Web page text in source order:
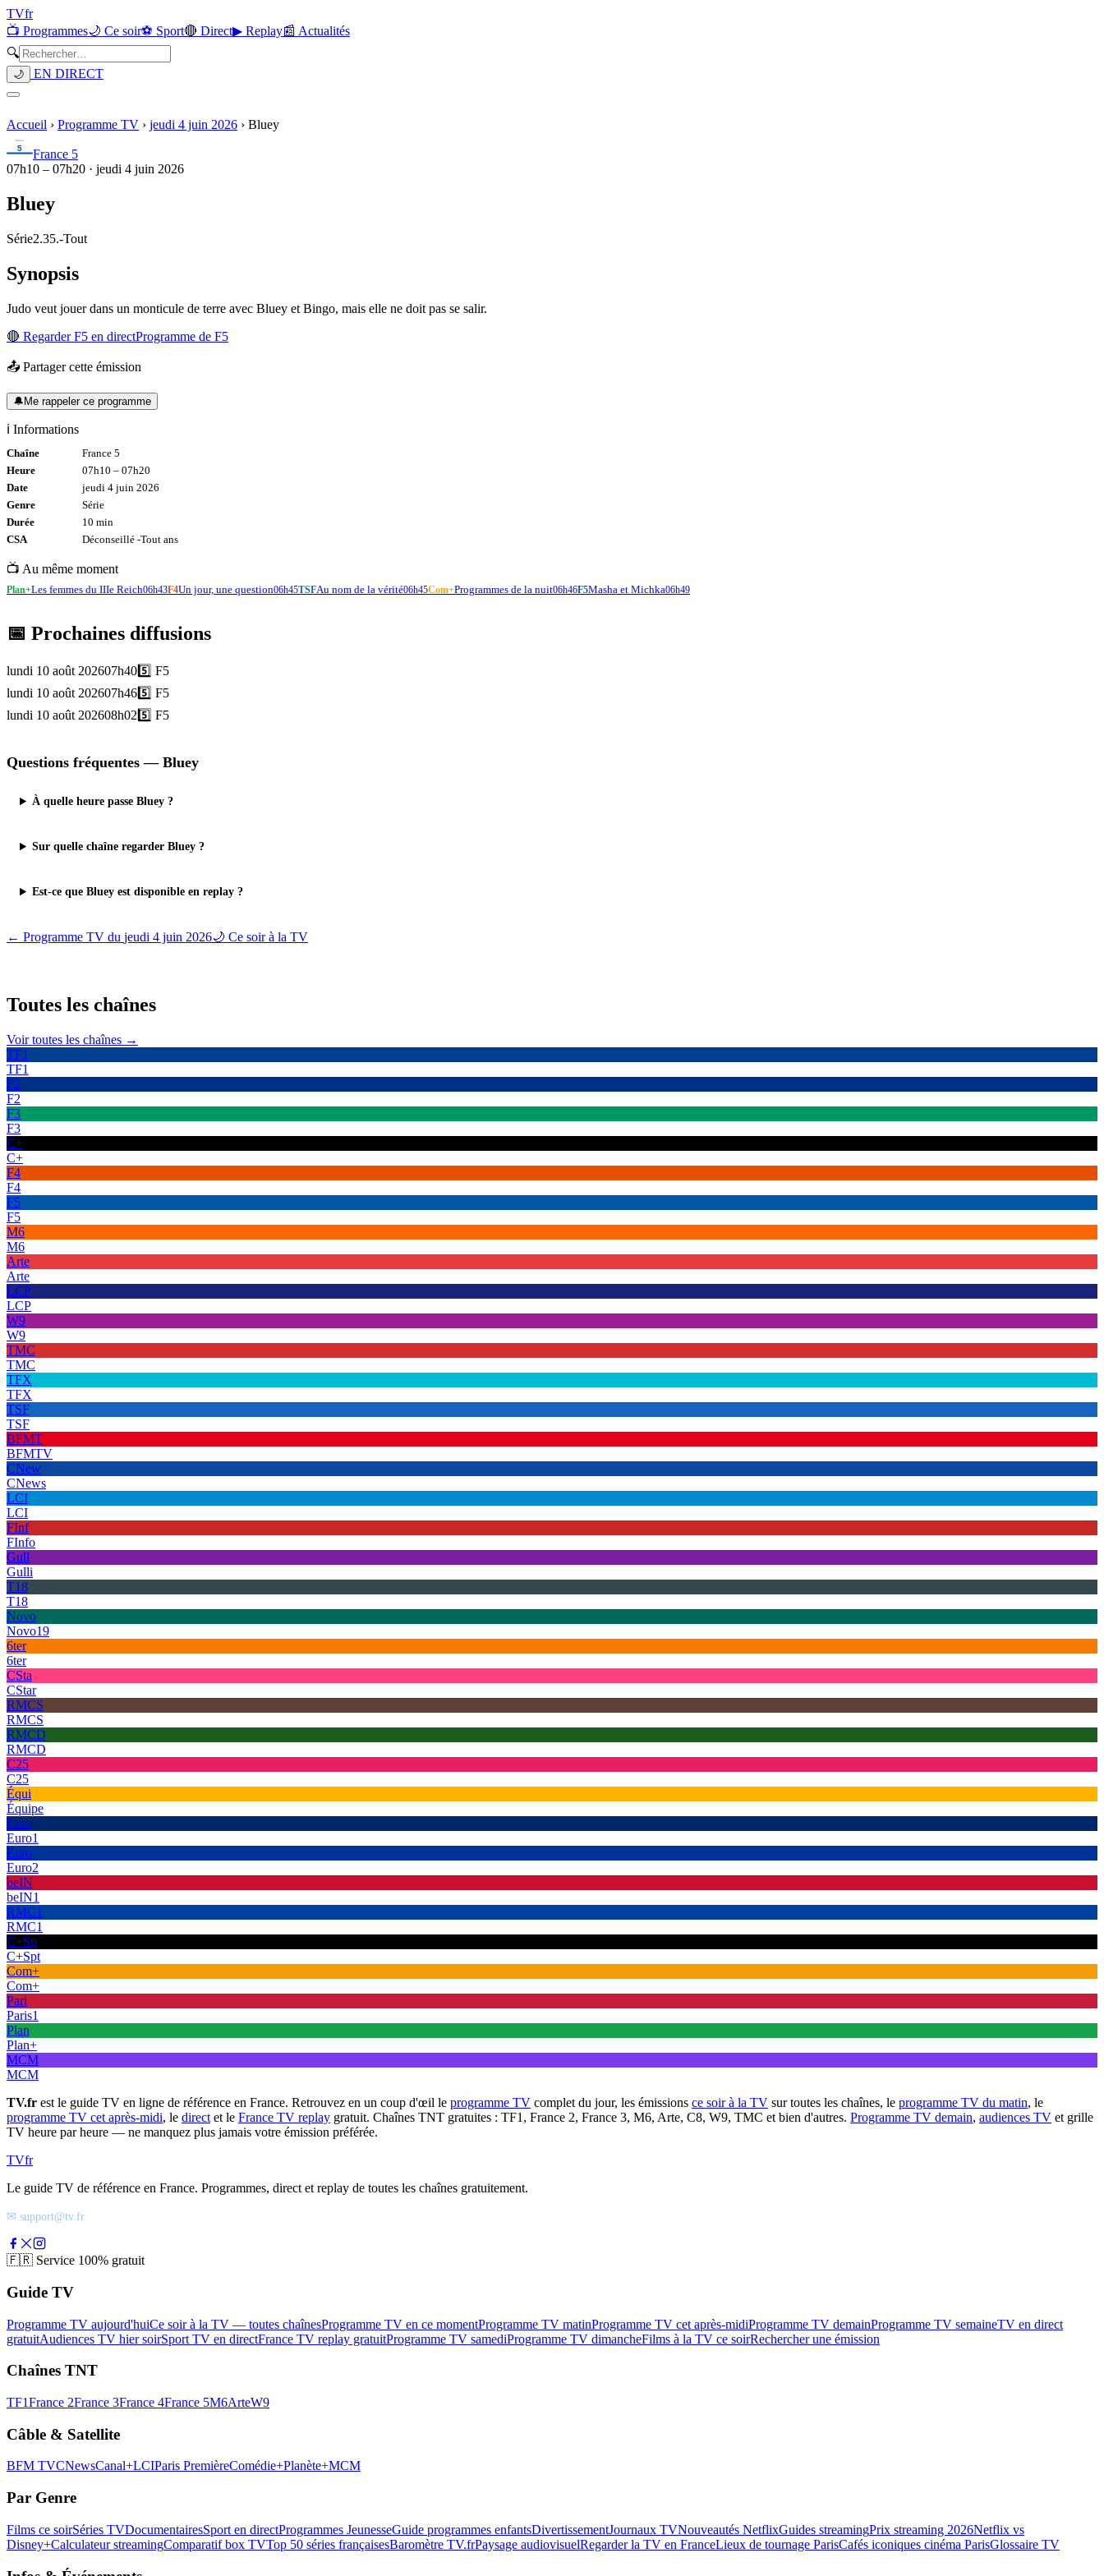
TVfr
📺 Programmes🌙 Ce soir⚽ Sport🔴 Direct▶ Replay📰 Actualités
🔍
🌙 EN DIRECT
Accueil › Programme TV › jeudi 4 juin 2026 › Bluey
France 5
07h10 – 07h20 · jeudi 4 juin 2026
Bluey
Série2.35.-Tout
Synopsis
Judo veut jouer dans un monticule de terre avec Bluey et Bingo, mais elle ne doit pas se salir.
🔴 RegarderF5 en directProgramme de F5
📤 Partager cette émission
🔔Me rappeler ce programme
ℹ️ Informations
Chaîne
France 5
Heure
07h10 – 07h20
Date
jeudi 4 juin 2026
Genre
Série
Durée
10 min
CSA
Déconseillé -Tout ans
📺 Au même moment
Plan+Les femmes du IIIe Reich06h43F4Un jour, une question06h45TSFAu nom de la vérité06h45Com+Programmes de la nuit06h46F5Masha et Michka06h49
📅 Prochaines diffusions
lundi 10 août 202607h405️⃣ F5
lundi 10 août 202607h465️⃣ F5
lundi 10 août 202608h02 5️⃣ F5
Questions fréquentes — Bluey
À quelle heure passe Bluey ?
Sur quelle chaîne regarder Bluey ?
Est-ce que Bluey est disponible en replay ?
← Programme TV du jeudi 4 juin 2026🌙 Ce soir à la TV
Toutes les chaînes
Voir toutes les chaînes →
TF1
TF1
F2
F2
F3
F3
C+
C+
F4
F4
F5
F5
M6
M6
Arte
Arte
LCP
LCP
W9
W9
TMC
TMC
TFX
TFX
TSF
TSF
BFMT
BFMTV
CNew
CNews
LCI
LCI
FInf
FInfo
Gull
Gulli
T18
T18
Novo
Novo19
6ter
6ter
CSta
CStar
RMCS
RMCS
RMCD
RMCD
C25
C25
Équi
Équipe
Euro
Euro1
Euro
Euro2
beIN
beIN1
RMC1
RMC1
C+Sp
C+Spt
Com+
Com+
Pari
Paris1
Plan
Plan+
MCM
MCM
TV.fr est le guide TV en ligne de référence en France. Retrouvez en un coup d'œil le programme TV complet du jour, les émissions ce soir à la TV sur toutes les chaînes, le programme TV du matin, le
programme TV cet après-midi, le direct et le France TV replay gratuit. Chaînes TNT gratuites : TF1, France 2, France 3, M6, Arte, C8, W9, TMC et bien d'autres. Programme TV demain, audiences TV et grille
TV heure par heure — ne manquez plus jamais votre émission préférée.
TVfr
Le guide TV de référence en France. Programmes, direct et replay de toutes les chaînes gratuitement.
✉ support@tv.fr
🇫🇷 Service 100% gratuit
Guide TV
Programme TV aujourd'huiCe soir à la TV — toutes chaînesProgramme TV en ce momentProgramme TV matinProgramme TV cet après-midiProgramme TV demainProgramme TV semaineTV en direct
gratuitAudiences TV hier soirSport TV en directFrance TV replay gratuitProgramme TV samediProgramme TV dimancheFilms à la TV ce soirRechercher une émission
Chaînes TNT
TF1France 2France 3France 4France 5M6ArteW9
Câble & Satellite
BFM TVCNewsCanal+LCIParis PremièreComédie+Planète+MCM
Par Genre
Films ce soirSéries TVDocumentairesSport en directProgrammes JeunesseGuide programmes enfantsDivertissementJournaux TVNouveautés NetflixGuides streamingPrix streaming 2026Netflix vs
Disney+Calculateur streamingComparatif box TVTop 50 séries françaisesBaromètre TV.frPaysage audiovisuelRegarder la TV en FranceLieux de tournage ParisCafés iconiques cinéma ParisGlossaire TV